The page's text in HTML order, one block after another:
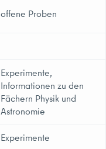
offene Proben
Experimente,
Informationen zu den
Fächern Physik und
Astronomie
Experimente